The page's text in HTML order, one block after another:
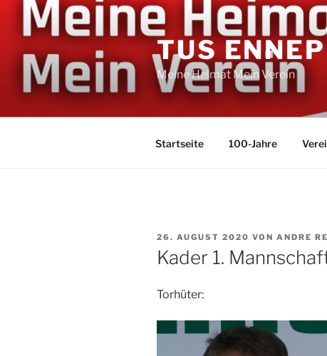
Zum
TUS
Meine Heimat Mein Verein
Startseite 100-Jahre
VERÖFFENTLICHT
AM
26. AUGUST 2020 VON ANDRE
Kader 1.
Torhüter: